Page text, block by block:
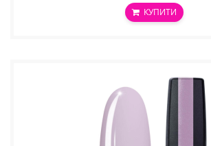
КУПИТИ